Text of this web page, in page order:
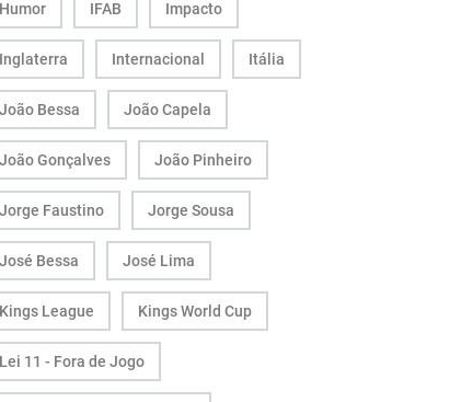
Humor IFAB Impacto
Inglaterra Internacional Itália
João Bessa João Capela
João Gonçalves João Pinheiro
Jorge Faustino Jorge Sousa
José Bessa José Lima
Kings League Kings World Cup
Lei 11 - Fora de Jogo